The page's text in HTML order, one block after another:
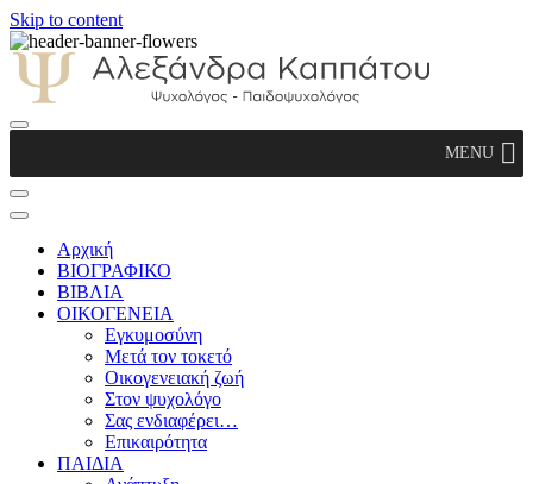
Skip to content
Παιδοψυχολόγος
MENU
Αρχική
ΒΙΟΓΡΑΦΙΚΟ
ΒΙΒΛΙΑ
ΟΙΚΟΓΕΝΕΙΑ
Εγκυμοσύνη
Μετά τον τοκετό
Οικογενειακή ζωή
Στον ψυχολόγο
Σας ενδιαφέρει…
Επικαιρότητα
ΠΑΙΔΙΑ